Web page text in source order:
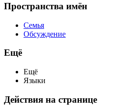
Пространства имён
Семья
Обсуждение
Ещё
Ещё
Языки
Действия на странице